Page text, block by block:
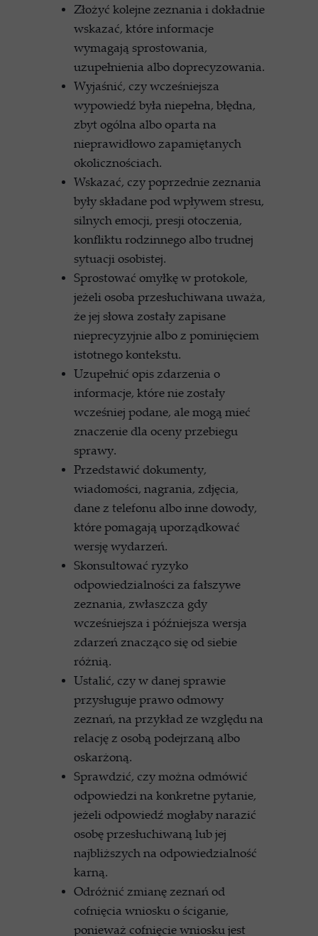
Złożyć kolejne zeznania i dokładnie
wskazać, które informacje
wymagają sprostowania,
uzupełnienia albo doprecyzowania.
Wyjaśnić, czy wcześniejsza
wypowiedź była niepełna, błędna,
zbyt ogólna albo oparta na
nieprawidłowo zapamiętanych
okolicznościach.
Wskazać, czy poprzednie zeznania
były składane pod wpływem stresu,
silnych emocji, presji otoczenia,
konfliktu rodzinnego albo trudnej
sytuacji osobistej.
Sprostować omyłkę w protokole,
jeżeli osoba przesłuchiwana uważa,
że jej słowa zostały zapisane
nieprecyzyjnie albo z pominięciem
istotnego kontekstu.
Uzupełnić opis zdarzenia o
informacje, które nie zostały
wcześniej podane, ale mogą mieć
znaczenie dla oceny przebiegu
sprawy.
Przedstawić dokumenty,
wiadomości, nagrania, zdjęcia,
dane z telefonu albo inne dowody,
które pomagają uporządkować
wersję wydarzeń.
Skonsultować ryzyko
odpowiedzialności za fałszywe
zeznania, zwłaszcza gdy
wcześniejsza i późniejsza wersja
zdarzeń znacząco się od siebie
różnią.
Ustalić, czy w danej sprawie
przysługuje prawo odmowy
zeznań, na przykład ze względu na
relację z osobą podejrzaną albo
oskarżoną.
Sprawdzić, czy można odmówić
odpowiedzi na konkretne pytanie,
jeżeli odpowiedź mogłaby narazić
osobę przesłuchiwaną lub jej
najbliższych na odpowiedzialność
karną.
Odróżnić zmianę zeznań od
cofnięcia wniosku o ściganie,
ponieważ cofnięcie wniosku jest